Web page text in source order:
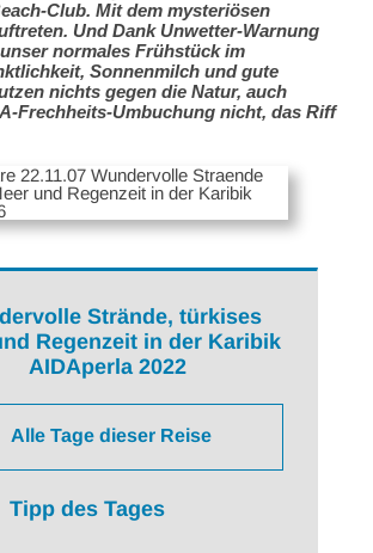
Club. Mit dem mysteriösen
Und Dank Unwetter-Warnung
normales Frühstück im
Sonnenmilch und gute
nichts gegen die Natur, auch
Frechheits-Umbuchung nicht, das Riff
Strände, türkises
Regenzeit in der Karibik
AIDAperla 2022
Alle Tage dieser Reise
Tipp des Tages